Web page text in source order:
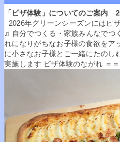
「ピザ体験」についてのご案内
2026年グリーンシーズンにはピ
♫ 自分でつくる・家族みんなでつ
れになりがちなお子様の食欲をア
に小さなお子様とご一緒にたのし
実施します ピザ体験のながれ ＝